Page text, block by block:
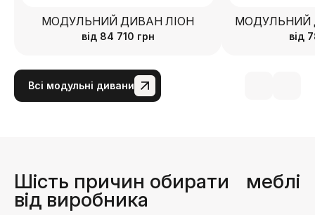
МОДУЛЬНИЙ ДИВАН ЛІОН
від 84 710 грн
МОДУЛЬНИЙ
від
Всі модульні дивани
Шість причин обирати меблі
від виробника